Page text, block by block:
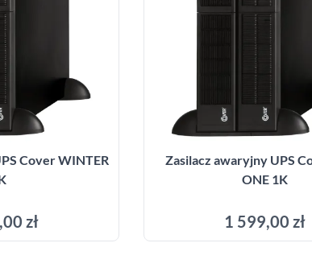
Cover WINTER
zł
Zasilacz awaryjny UPS
ONE 1K
1 599,00 zł